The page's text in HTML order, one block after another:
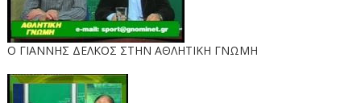
Ο ΓΙΑΝΝΗΣ ΔΕΛΚΟΣ ΣΤΗΝ ΑΘΛΗΤΙΚΗ ΓΝΩΜΗ